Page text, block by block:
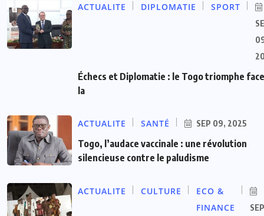
ACTUALITE DIPLOMATIE SPORT
Échecs et Diplomatie : le Togo triomphe
la
ACTUALITE SANTÉ SEP 09, 2025
Togo, l’audace vaccinale : une révolution
silencieuse contre le paludisme
ACTUALITE CULTURE
ECO &
FINANCE
SEP